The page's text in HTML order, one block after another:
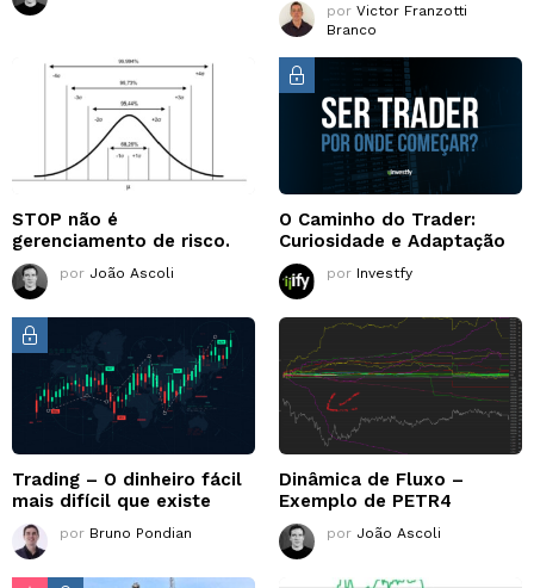
por Victor Franzotti
Branco
STOP não é
gerenciamento de risco.
por João Ascoli
O Caminho do Trader:
Curiosidade e Adaptação
por Investfy
Trading – O dinheiro fácil
mais difícil que existe
por Bruno Pondian
Dinâmica de Fluxo –
Exemplo de PETR4
por João Ascoli